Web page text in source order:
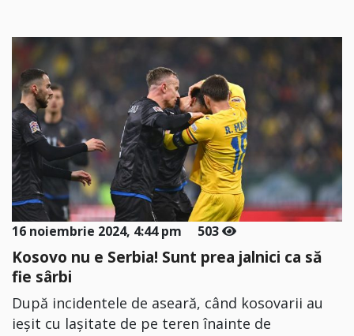
16 noiembrie 2024, 4:44 pm 503
Kosovo nu e Serbia! Sunt prea jalnici ca să
fie sârbi
După incidentele de aseară, când kosovarii au
ieșit cu lașitate de pe teren înainte de